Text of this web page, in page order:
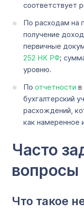
соответствует
По расходам на
получение
первичные
252 НК РФ;
уровню.
По отчетности в
бухгалтерский
расхождений,
как намеренное
Часто
вопросы
Что такое